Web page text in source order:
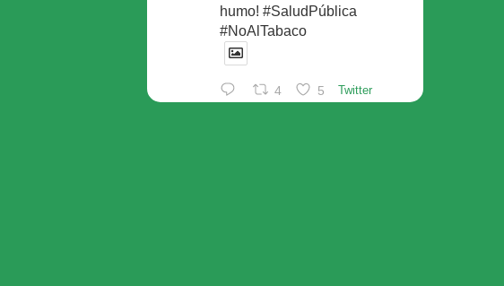
humo! #SaludPública
#NoAlTabaco
4 5 Twitter